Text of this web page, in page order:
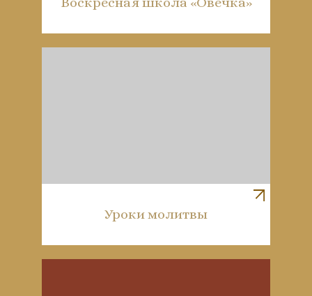
Уроки молитвы